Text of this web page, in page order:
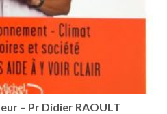
– Pr Didier RAOULT